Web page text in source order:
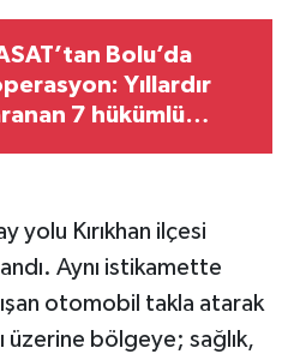
Bolu’da
Yıllardır
7 hükümlü
yolu Kırıkhan ilçesi
Aynı istikamette
otomobil takla atarak
üzerine bölgeye; sağlık,